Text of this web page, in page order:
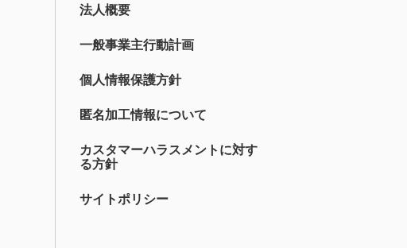
法人概要
一般事業主行動計画
個人情報保護方針
匿名加工情報について
カスタマーハラスメントに対す
る方針
サイトポリシー